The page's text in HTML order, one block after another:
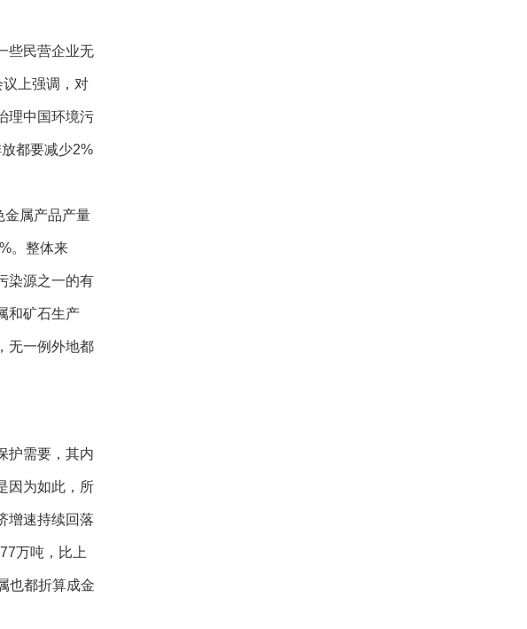
些民营企业无
议上强调，对
理中国环境污
都要减少2%
属产品产量
。整体来
染源之一的有
和矿石生产
无一例外地都
护需要，其内
因为如此，所
增速持续回落
万吨，比上
也都折算成金